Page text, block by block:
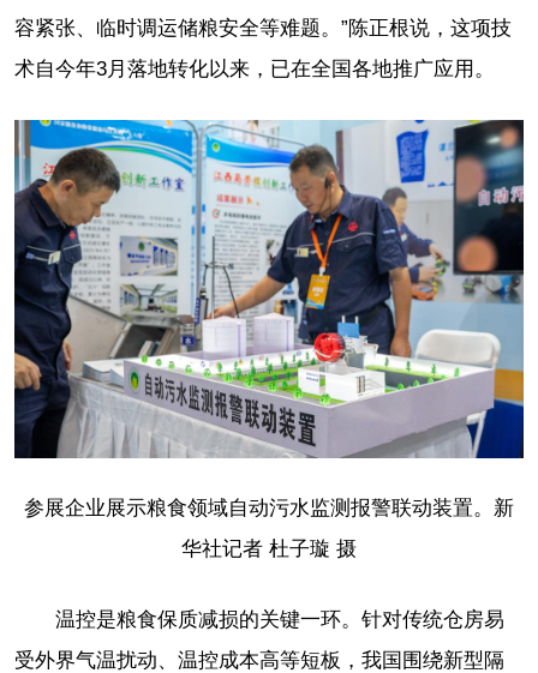
容紧张、临时调运储粮安全等难题。”陈正根说，这项技
术自今年3月落地转化以来，已在全国各地推广应用。
参展企业展示粮食领域自动污水监测报警联动装置。新
华社记者 杜子璇 摄
温控是粮食保质减损的关键一环。针对传统仓房易
受外界气温扰动、温控成本高等短板，我国围绕新型隔